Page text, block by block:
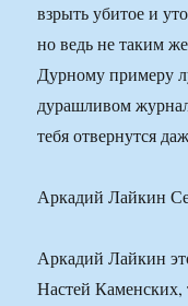
взрыть убитое и
но ведь не таким
Дурному примеру
дурашливом
тебя отвернутся
Аркадий Лайкин
Аркадий Лайкин
Настей Каменских,